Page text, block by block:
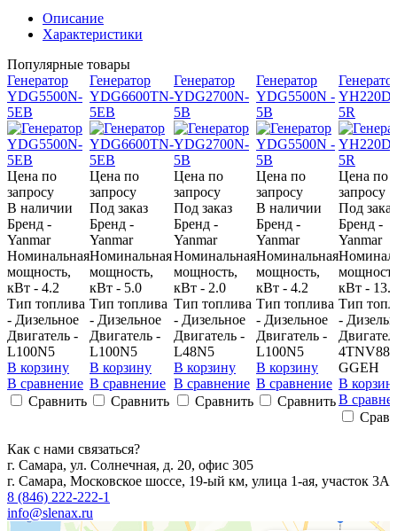
Описание
Характеристики
Популярные товары
Генератор
YDG5500N-
5EB
Цена по
запросу
В наличии
Бренд -
Yanmar
Номинальная
мощность,
кВт - 4.2
Тип топлива
- Дизельное
Двигатель -
L100N5
В корзину
В сравнение
Сравнить
Генератор
YDG6600TN-
5EB
Цена по
запросу
Под заказ
Бренд -
Yanmar
Номинальная
мощность,
кВт - 5.0
Тип топлива
- Дизельное
Двигатель -
L100N5
В корзину
В сравнение
Сравнить
Генератор
YDG2700N-
5B
Цена по
запросу
Под заказ
Бренд -
Yanmar
Номинальная
мощность,
кВт - 2.0
Тип топлива
- Дизельное
Двигатель -
L48N5
В корзину
В сравнение
Сравнить
Генератор
YDG5500N -
5B
Цена по
запросу
В наличии
Бренд -
Yanmar
Номинальная
мощность,
кВт - 4.2
Тип топлива
- Дизельное
Двигатель -
L100N5
В корзину
В сравнение
Сравнить
5R
Цена по
запросу
Под заказ
Бренд -
Yanmar
кВт - 13.7
Тип
-
4TNV88-
GGEH
В
В
Как с нами связаться?
г. Самара, ул. Солнечная, д. 20, офис 305
г. Самара, Московское шоссе, 19-ый км, улица 1-ая, участок 3А
8 (846) 222-222-1
info@slenax.ru